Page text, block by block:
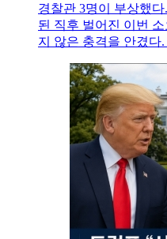
경찰관 3명이 부상했
된 직후 벌어진 이번
지 않은 충격을 안겼다.